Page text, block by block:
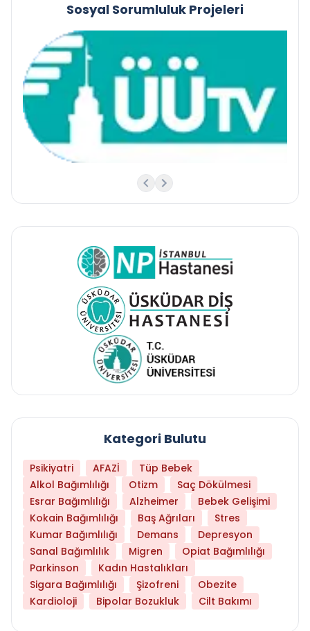
Sosyal Sorumluluk Projeleri
Kategori Bulutu
Psikiyatri AFAZİ
Tüp Bebek
Alkol Bağımlılığı
Otizm
Saç Dökülmesi
Esrar Bağımlılığı
Alzheimer
Bebek Gelişimi
Kokain Bağımlılığı
Baş Ağrıları
Stres
Kumar Bağımlılığı
Demans
Depresyon
Sanal Bağımlılık
Migren
Opiat Bağımlılığı
Parkinson
Kadın Hastalıkları
Sigara Bağımlılığı
Şizofreni
Obezite
Kardioloji
Bipolar Bozukluk Cilt Bakımı